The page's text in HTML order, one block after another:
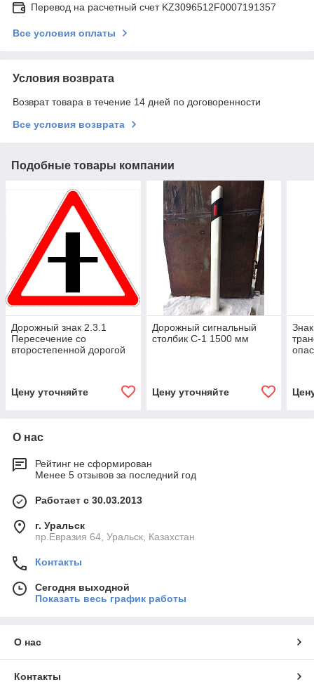
Перевод на расчетный счет KZ3096512F0007191357
Все условия оплаты
Условия возврата
Возврат товара в течение 14 дней по договоренности
Все условия возврата
Подобные товары компании
Дорожный знак 2.3.1
Пересечение со
второстепенной дорогой
Цену уточняйте
Дорожный сигнальный
столбик С-1 1500 мм
Цену уточняйте
О нас
Рейтинг не сформирован
Менее 5 отзывов за последний год
Работает с 30.03.2013
г. Уральск
пр.Евразия 64, Уральск, Казахстан
Контакты
Сегодня выходной
Показать весь график работы
О нас
Контакты